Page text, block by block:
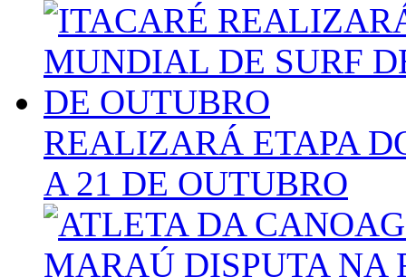
REALIZARÁ ETAPA
A 21 DE OUTUBRO